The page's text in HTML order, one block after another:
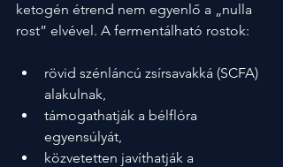
ketogén étrend nem egyenlő a „nulla
rost” elvével. A fermentálható rostok:
rövid szénláncú zsírsavakká (SCFA)
alakulnak,
támogathatják a bélflóra
egyensúlyát,
közvetetten javíthatják a